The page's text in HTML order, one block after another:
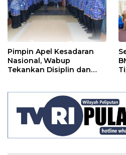
Pimpin Apel Kesadaran
Nasional, Wabup
Tekankan Disiplin dan